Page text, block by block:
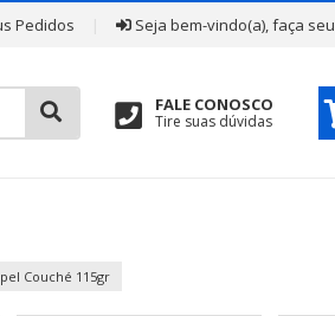
Pedidos Seja bem-vindo(a), faça seu
FALE CONOSCO
Tire suas dúvidas
Couché 115gr